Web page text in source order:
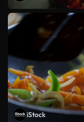
iStock